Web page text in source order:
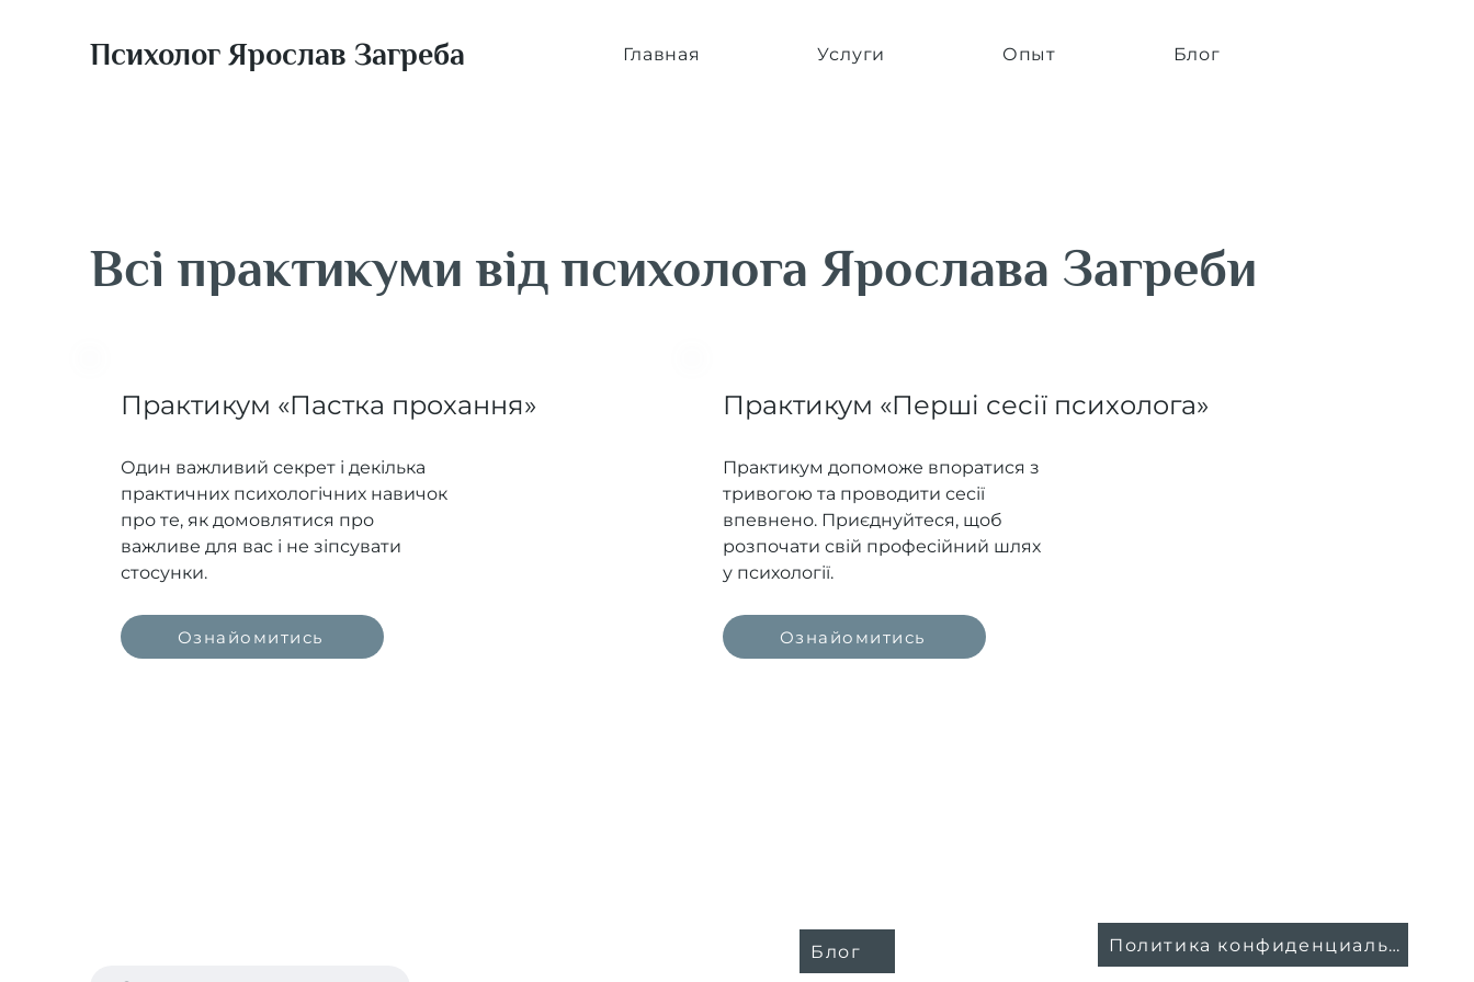
Психолог Ярослав Загреба Главная Услуги Опыт Блог
Всі практикуми від психолога Ярослава Загреби
Практикум «Пастка прохання»
Один важливий секрет і декілька
практичних психологічних навичок
про те, як домовлятися про
важливе для вас і не зіпсувати
стосунки.
Ознайомитись
Практикум «Перші сесії психолога»
Практикум допоможе впоратися з
тривогою та проводити сесії
впевнено. Приєднуйтеся, щоб
розпочати свій професійний шлях
у психології.
Ознайомитись
Блог Политика конфиденциальности